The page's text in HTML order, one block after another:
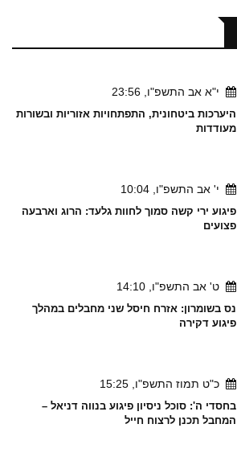
י"א אב התשפ"ו, 23:56
היערכות ביטחונית, התפתחויות אזוריות ובשורות
מעודדות
י' אב התשפ"ו, 10:04
פיגוע ירי קשה סמוך לחוות גלעד: הרוג וארבעה
פצועים
ט' אב התשפ"ו, 14:10
נס בשומרון: אזרח חיסל שני מחבלים במהלך
פיגוע דקירה
כ"ט תמוז התשפ"ו, 15:25
בחסדי ה': סוכל ניסיון פיגוע בנווה דניאל –
המחבל תכנן לרצוח חייל